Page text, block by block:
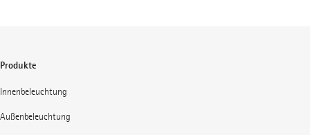
Produkte
Innenbeleuchtung
Außenbeleuchtung